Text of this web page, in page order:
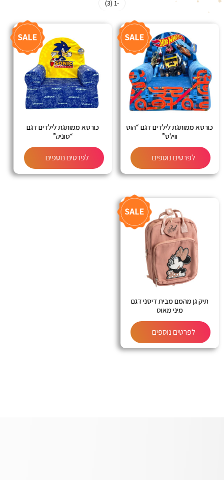
-1 (3)
כורסא ממותגת לילדים דגם “הוט
ווילס”
לפרטים נוספים
כורסא ממותגת לילדים דגם
“סוניק”
לפרטים נוספים
תיק גן מהמם מבית דיסני דגם
מיני מאוס
לפרטים נוספים